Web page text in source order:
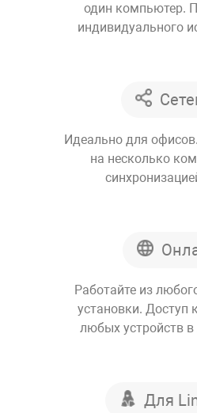
один компьютер.
индивидуального
Идеально для
на несколько
Работайте из
установки. Доступ
любых устройств
Для